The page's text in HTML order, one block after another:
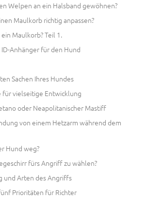
Welpen an ein Halsband gewöhnen?
Maulkorb richtig anpassen?
Maulkorb? Teil 1.
Anhänger für den Hund
Sachen Ihres Hundes
für vielseitige Entwicklung
oder Neapolitanischer Mastiff
von einem Hetzarm während dem
Hund weg?
fürs Angriff zu wählen?
und Arten des Angriffs
Prioritäten für Richter